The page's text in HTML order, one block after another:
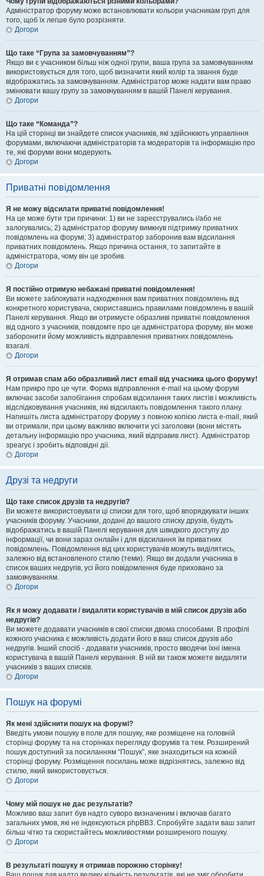
Адміністратор форуму може встановлювати кольори учасникам груп для
того, щоб їх легше було розрізняти.
Догори
Що таке “Група за замовчуванням”?
Якщо ви є учасником більш ніж одної групи, ваша група за замовчуванням
використовується для того, щоб визначити який колір та звання буде
відображатись за замовчуванням. Адміністратор може надати вам право
змінювати вашу групу за замовчуванням в вашій Панелі керування.
Догори
Що таке “Команда”?
На цій сторінці ви знайдете список учасників, які здійснюють управління
форумами, включаючи адміністраторів та модераторів та інформацію про
те, які форуми вони модерують.
Догори
Приватні повідомлення
Я не можу відсилати приватні повідомлення!
На це може бути три причини: 1) ви не зареєструвались і/або не
залогувались; 2) адміністратор форуму вимкнув підтримку приватних
повідомлень на форумі; 3) адміністратор заборонив вам відсилання
приватних повідомлень. Якщо причина остання, то запитайте в
адміністратора, чому він це зробив.
Догори
Я постійно отримую небажані приватні повідомлення!
Ви можете заблокувати надходження вам приватних повідомлень від
конкретного користувача, скориставшись правилами повідомлень в вашій
Панелі керування. Якщо ви отримуєте образливі приватні повідомлення
від одного з учасників, повідомте про це адміністратора форуму, він може
заборонити йому можливість відправлення приватних повідомлень
взагалі.
Догори
Я отримав спам або образливий лист email від учасника цього форуму!
Нам прикро про це чути. Форма відправлення e-mail на цьому форумі
включає засоби запобігання спробам відсилання таких листів і можливість
відслідковування учасників, які відсилають повідомлення такого плану.
Напишіть листа адміністратору форуму з повною копією листа e-mail, який
ви отримали, при цьому важливо включити усі заголовки (вони містять
детальну інформацію про учасника, який відправив лист). Адміністратор
зреагує і зробить відповідні дії.
Догори
Друзі та недруги
Що таке список друзів та недругів?
Ви можете використовувати ці списки для того, щоб впорядкувати інших
учасників форуму. Учасники, додані до вашого списку друзів, будуть
відображатись в вашій Панелі керування для швидкого доступу до
інформації, чи вони зараз онлайн і для відсилання їм приватних
повідомлень. Повідомлення від цих користувачів можуть виділятись,
залежно від встановленого стилю (теми). Якщо ви додали учасника в
список ваших недругів, усі його повідомлення буде приховано за
замовчуванням.
Догори
Як я можу додавати / видаляти користувачів в мій список друзів або
недругів?
Ви можете додавати учасників в свої списки двома способами. В профілі
кожного учасника є можливість додати його в ваш список друзів або
недругів. Інший спосіб - додавати учасників, просто вводячи їхні імена
користувача в вашій Панелі керування. В ній ви також можете видаляти
учасників з ваших списків.
Догори
Пошук на форумі
Як мені здійснити пошук на форумі?
Введіть умови пошуку в поле для пошуку, яке розміщене на головній
сторінці форуму та на сторінках перегляду форумів та тем. Розширений
пошук доступний за посиланням “Пошук”, яке знаходиться на кожній
сторінці форуму. Розміщення посилань може відрізнятись, залежно від
стилю, який використовується.
Догори
Чому мій пошук не дає результатів?
Можливо ваш запит був надто суворо визначеним і включав багато
загальних умов, які не індексуються phpBB3. Спробуйте задати ваш запит
більш чітко та скористайтесь можливостями розширеного пошуку.
Догори
В результаті пошуку я отримав порожню сторінку!